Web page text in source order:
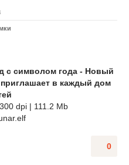
с символом года - Новый
в каждый дом
dpi | 111.2 Mb
0